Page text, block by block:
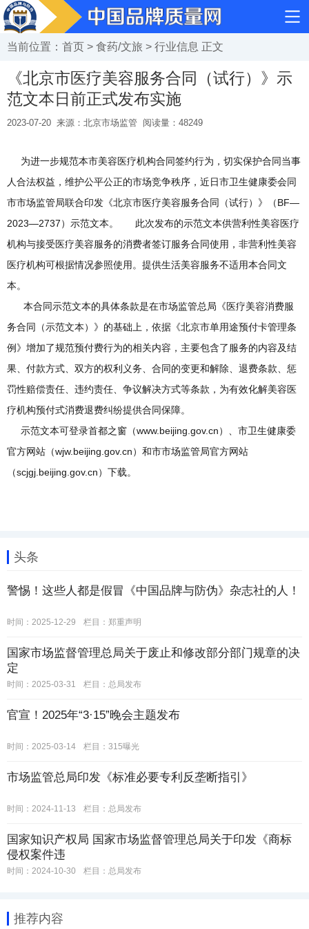
当前位置： 首页 > 食药/文旅 > 行业信息 正文
《北京市医疗美容服务合同（试行）》示
范文本日前正式发布实施
2023-07-20 来源：北京市场监管 阅读量： 48249
为进一步规范本市美容医疗机构合同签约行为，切实保护合同当事
人合法权益，维护公平公正的市场竞争秩序，近日市卫生健康委会同
市市场监管局联合印发《北京市医疗美容服务合同（试行）》（BF—
2023—2737）示范文本。 此次发布的示范文本供营利性美容医疗
机构与接受医疗美容服务的消费者签订服务合同使用，非营利性美容
医疗机构可根据情况参照使用。提供生活美容服务不适用本合同文
本。
本合同示范文本的具体条款是在市场监管总局《医疗美容消费服
务合同（示范文本）》的基础上，依据《北京市单用途预付卡管理条
例》增加了规范预付费行为的相关内容，主要包含了服务的内容及结
果、付款方式、双方的权利义务、合同的变更和解除、退费条款、惩
罚性赔偿责任、违约责任、争议解决方式等条款，为有效化解美容医
疗机构预付式消费退费纠纷提供合同保障。
示范文本可登录首都之窗（www.beijing.gov.cn）、市卫生健康委
官方网站（wjw.beijing.gov.cn）和市市场监管局官方网站
（scjgj.beijing.gov.cn）下载。
头条
警惕！这些人都是假冒《中国品牌与防伪》杂志社的人！
时间：2025-12-29 栏目： 郑重声明
国家市场监督管理总局关于废止和修改部分部门规章的决
定
时间：2025-03-31 栏目： 总局发布
官宣！2025年“3·15”晚会主题发布
时间：2025-03-14 栏目： 315曝光
市场监管总局印发《标准必要专利反垄断指引》
时间：2024-11-13 栏目： 总局发布
国家知识产权局 国家市场监督管理总局关于印发《商标
侵权案件违
时间：2024-10-30 栏目： 总局发布
推荐内容